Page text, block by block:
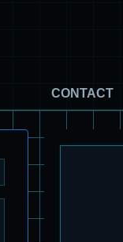
CONTACT